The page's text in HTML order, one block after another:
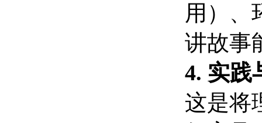
用）、
讲故事
4. 实践
这是将